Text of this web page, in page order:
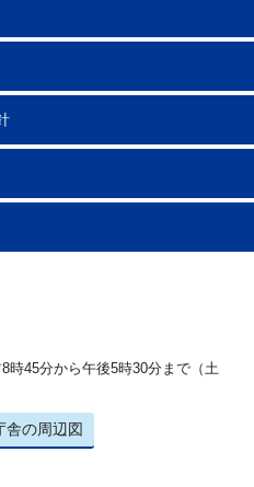
45分から午後5時30分まで（土
舎の周辺図